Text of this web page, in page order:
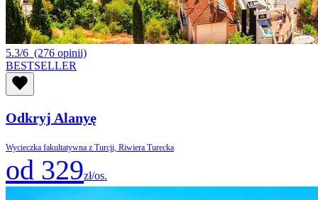
5.3/6 (276 opinii)
BESTSELLER
Odkryj Alanyę
Wycieczka fakultatywna z Turcji, Riwiera Turecka
od 329zł/os.